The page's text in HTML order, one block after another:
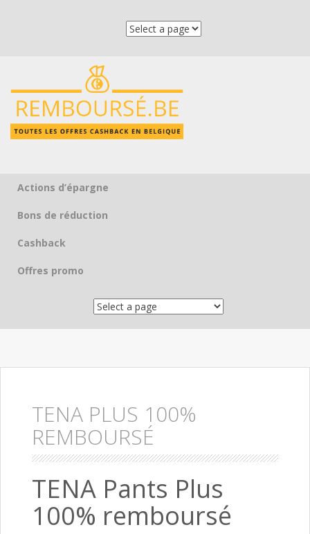
Skip to content
Actions d’épargne
Bons de réduction
Cashback
Offres promo
TENA PLUS 100%
REMBOURSÉ
TENA Pants Plus
100% remboursé